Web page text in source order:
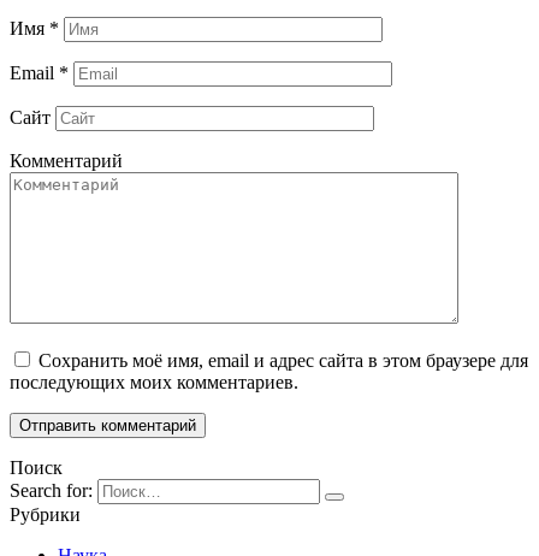
Имя *
Email *
Сайт
Комментарий
Сохранить моё имя, email и адрес сайта в этом браузере для
последующих моих комментариев.
Поиск
Search for:
Рубрики